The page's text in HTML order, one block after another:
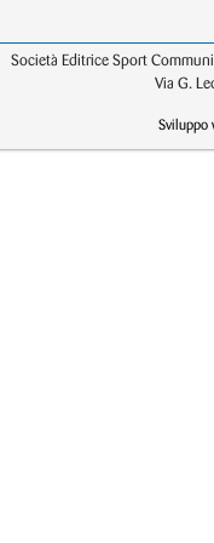
Società Editrice Sport
Via G.
Sviluppo